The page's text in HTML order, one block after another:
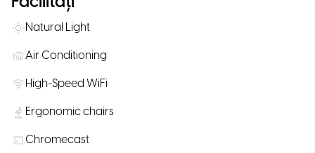
Natural Light
Air Conditioning
High-Speed WiFi
Ergonomic chairs
Chromecast